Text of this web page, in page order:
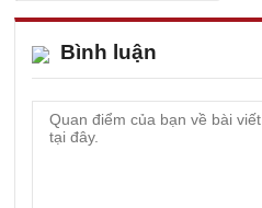
Bình luận